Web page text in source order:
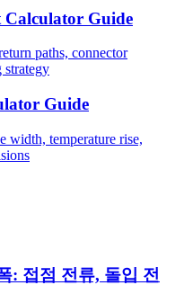
Guide
paths, connector
strategy
Guide
width, temperature rise,
: 접점 전류, 돌입 전